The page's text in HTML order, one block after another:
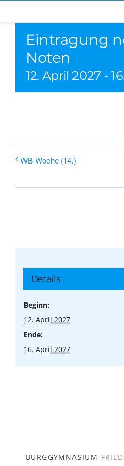
Inhalt
springenEintragung
Noten
12. April 2027 -
WB-Woche (14.)
Details
Beginn:
12. April 2027
Ende:
16. April 2027
BURGGYMNASIUM